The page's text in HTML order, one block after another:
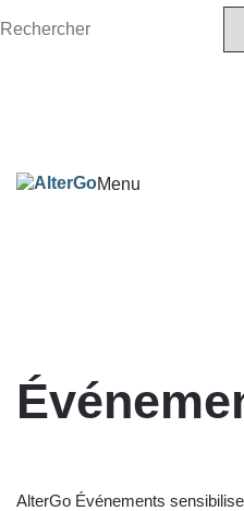
Menu
AlterGo Événements